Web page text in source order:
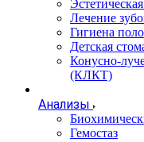
Лечение
Гигиена
Детская
Конусно-
(КЛКТ)
Анализы
Гемостаз